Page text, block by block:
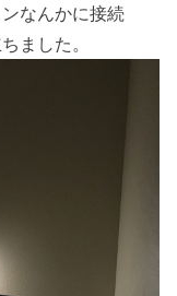
なんかに接続
ました。